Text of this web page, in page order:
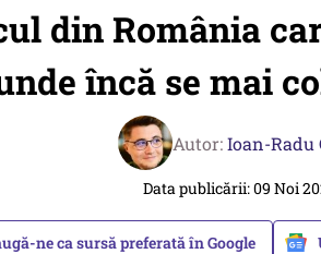
din România
încă se mai
Autor:Ioan-Radu
Data publicării: 09 Noi
ne ca sursă preferată în Google